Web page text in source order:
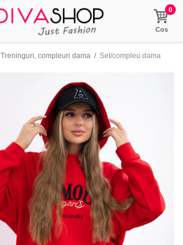
0
Cos
Treninguri, compleuri dama / Set/compleu dama